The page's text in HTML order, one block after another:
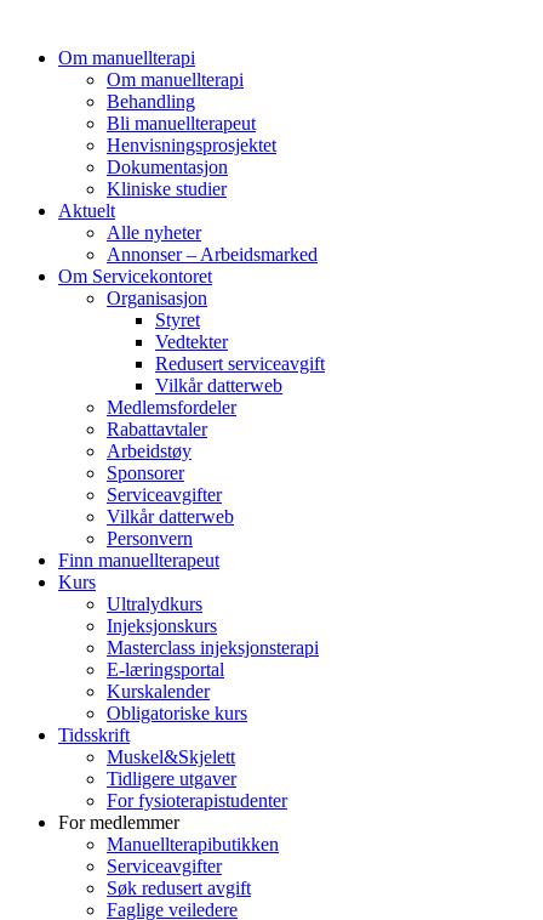
Om manuellterapi
Om manuellterapi
Behandling
Bli manuellterapeut
Henvisningsprosjektet
Dokumentasjon
Kliniske studier
Aktuelt
Alle nyheter
Annonser – Arbeidsmarked
Om Servicekontoret
Organisasjon
Styret
Vedtekter
Redusert serviceavgift
Vilkår datterweb
Medlemsfordeler
Rabattavtaler
Arbeidstøy
Sponsorer
Serviceavgifter
Vilkår datterweb
Personvern
Finn manuellterapeut
Kurs
Ultralydkurs
Injeksjonskurs
Masterclass injeksjonsterapi
E-læringsportal
Kurskalender
Obligatoriske kurs
Tidsskrift
Muskel&Skjelett
Tidligere utgaver
For fysioterapistudenter
For medlemmer
Manuellterapibutikken
Serviceavgifter
Søk redusert avgift
Faglige veiledere